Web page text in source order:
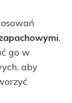
.
go w
aby